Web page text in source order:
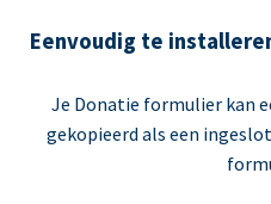
Eenvoudig te
Je Donatie formulier kan
gekopieerd als een